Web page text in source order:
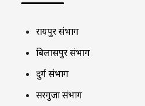
रायपुर संभाग
बिलासपुर संभाग
दुर्ग संभाग
सरगुजा संभाग